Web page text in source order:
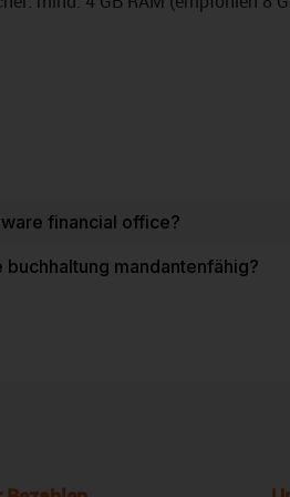
financial office?
buchhaltung mandantenfähig?